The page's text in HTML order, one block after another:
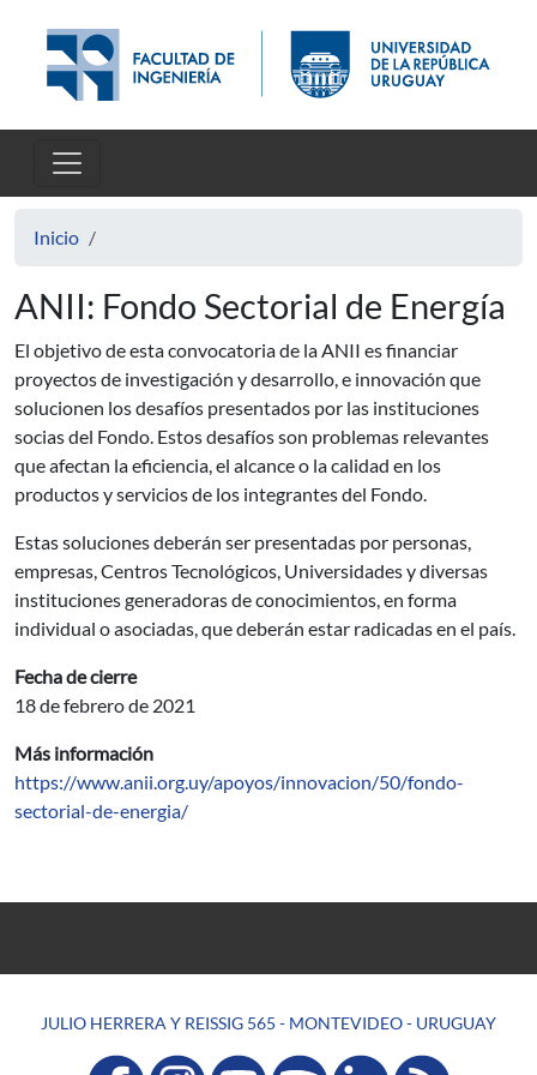
Inicio
ANII: Fondo Sectorial de Energía
El objetivo de esta convocatoria de la ANII es financiar
proyectos de investigación y desarrollo, e innovación que
solucionen los desafíos presentados por las instituciones
socias del Fondo. Estos desafíos son problemas relevantes
que afectan la eficiencia, el alcance o la calidad en los
productos y servicios de los integrantes del Fondo.
Estas soluciones deberán ser presentadas por personas,
empresas, Centros Tecnológicos, Universidades y diversas
instituciones generadoras de conocimientos, en forma
individual o asociadas, que deberán estar radicadas en el país.
Fecha de cierre
18 de febrero de 2021
Más información
https://www.anii.org.uy/apoyos/innovacion/50/fondo-
sectorial-de-energia/
JULIO HERRERA Y REISSIG 565 - MONTEVIDEO - URUGUAY